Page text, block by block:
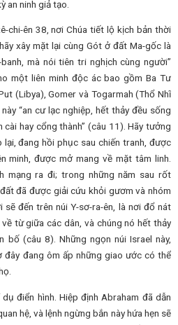
an ninh giả tạo.
chi-ên 38, nơi Chúa tiết lộ kịch bản thời
xây mặt lại cùng Gót ở đất Ma-gốc là
mà nói tiên tri nghịch cùng người”
một liên minh độc ác bao gồm Ba Tư
(Libya), Gomer và Togarmah (Thổ Nhĩ
“an cư lạc nghiệp, hết thảy đều sống
hay cổng thành” (câu 11). Hãy tưởng
đang hồi phục sau chiến tranh, được
minh, được mở mang về mặt tâm linh.
mạng ra đi; trong những năm sau rốt
đã được giải cứu khỏi gươm và nhóm
đến trên núi Y-sơ-ra-ên, là nơi đổ nát
từ giữa các dân, và chúng nó hết thảy
bố (câu 8). Những ngọn núi Israel này,
đang ôm ấp những giao ước có thể
điển hình. Hiệp định Abraham đã dẫn
hệ, và lệnh ngừng bắn này hứa hẹn sẽ